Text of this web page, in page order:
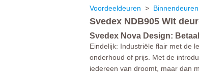
Voordeeldeuren > Binnendeuren
Svedex NDB905 Wit
Svedex Nova Design:
Eindelijk: Industriële flair met de
onderhoud of prijs. Met de
iedereen van droomt, maar dan